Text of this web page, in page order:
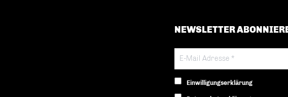
NEWSLETTER
Einwilligungserklärung